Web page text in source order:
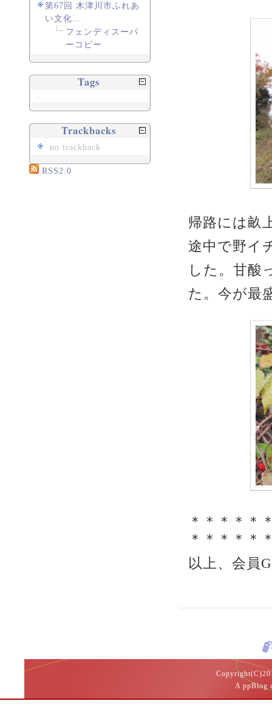
帰路には畝
途中で野イ
した。甘酸
た。今が最
＊＊＊＊＊
＊＊＊＊＊
以上、会員
第67回 木津川市ふれあ
い文化...
フェンディスーパ
ーコピー
Tags
Trackbacks
no trackback
RSS2.0
A ppBlog